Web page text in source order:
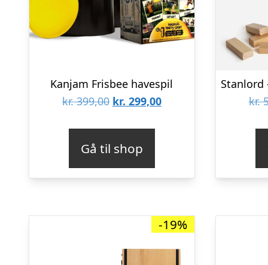
Kanjam Frisbee havespil
kr.399,00 Den
var:
kr. 399,00.
kr. 299,00Den
kr. 299,00.
Gå til shop
kr.
-19%